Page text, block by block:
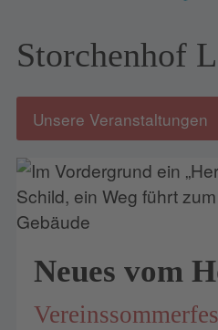
Storchenhof
Unsere Veranstaltungen
Neues vom